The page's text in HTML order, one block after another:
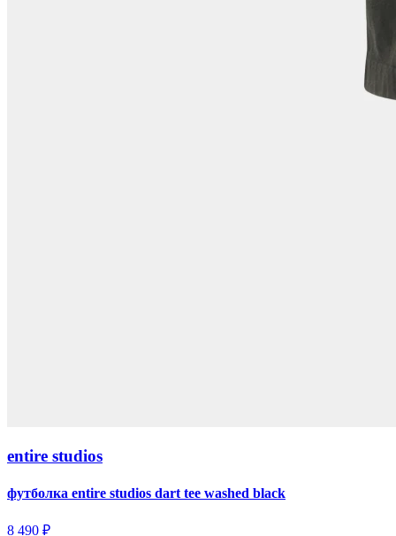
entire studios
футболка entire studios dart tee washed black
8 490 ₽